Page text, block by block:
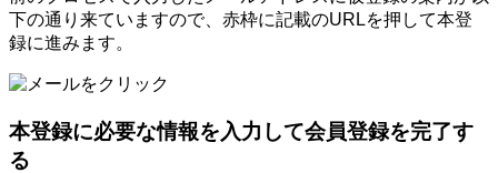
下の通り来ていますので、赤枠に記載のURLを押して本登
録に進みます。
本登録に必要な情報を入力して会員登録を完了す
る